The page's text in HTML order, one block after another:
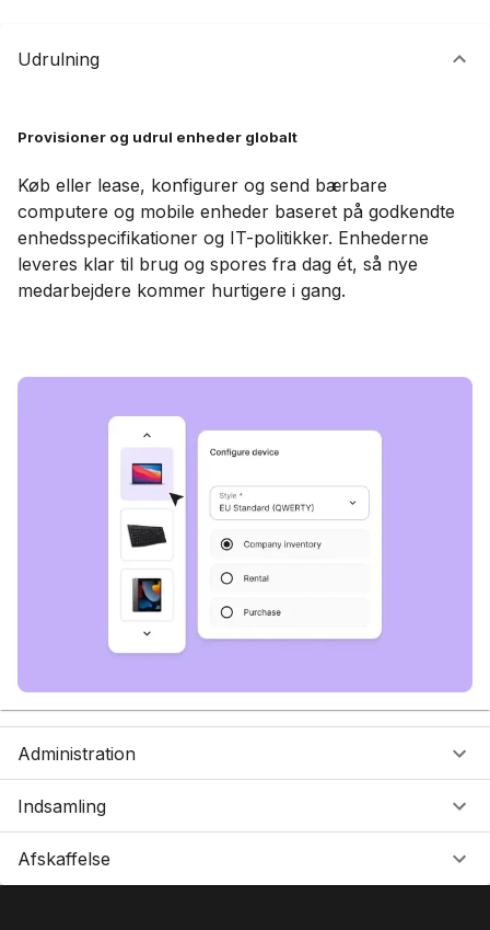
Udrulning
Provisioner og udrul enheder globalt
Køb eller lease, konfigurer og send bærbare
computere og mobile enheder baseret på godkendte
enhedsspecifikationer og IT-politikker. Enhederne
leveres klar til brug og spores fra dag ét, så nye
medarbejdere kommer hurtigere i gang.
Administration
Indsamling
Afskaffelse